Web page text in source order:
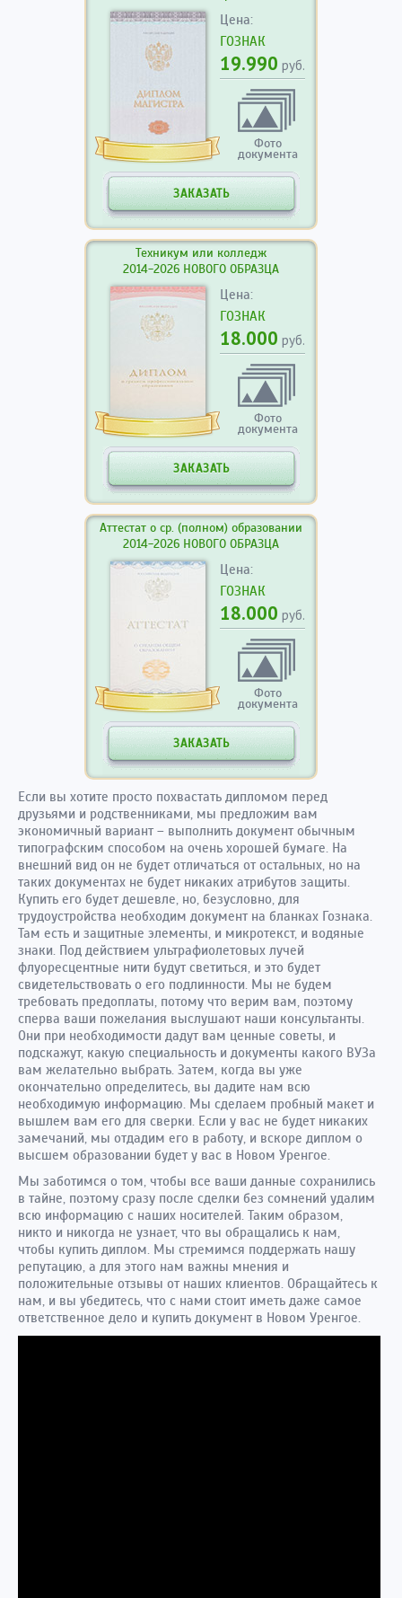
Цена:
ГОЗНАК
19.990 руб.
Фото
документа
ЗАКАЗАТЬ
Техникум или колледж
2014-2026 НОВОГО ОБРАЗЦА
Цена:
ГОЗНАК
18.000 руб.
Фото
документа
ЗАКАЗАТЬ
Аттестат о ср. (полном) образовании
2014-2026 НОВОГО ОБРАЗЦА
Цена:
ГОЗНАК
18.000 руб.
Фото
документа
ЗАКАЗАТЬ
Если вы хотите просто похвастать дипломом перед
друзьями и родственниками, мы предложим вам
экономичный вариант – выполнить документ обычным
типографским способом на очень хорошей бумаге. На
внешний вид он не будет отличаться от остальных, но на
таких документах не будет никаких атрибутов защиты.
Купить его будет дешевле, но, безусловно, для
трудоустройства необходим документ на бланках Гознака.
Там есть и защитные элементы, и микротекст, и водяные
знаки. Под действием ультрафиолетовых лучей
флуоресцентные нити будут светиться, и это будет
свидетельствовать о его подлинности. Мы не будем
требовать предоплаты, потому что верим вам, поэтому
сперва ваши пожелания выслушают наши консультанты.
Они при необходимости дадут вам ценные советы, и
подскажут, какую специальность и документы какого ВУЗа
вам желательно выбрать. Затем, когда вы уже
окончательно определитесь, вы дадите нам всю
необходимую информацию. Мы сделаем пробный макет и
вышлем вам его для сверки. Если у вас не будет никаких
замечаний, мы отдадим его в работу, и вскоре диплом о
высшем образовании будет у вас в Новом Уренгое.
Мы заботимся о том, чтобы все ваши данные сохранились
в тайне, поэтому сразу после сделки без сомнений удалим
всю информацию с наших носителей. Таким образом,
никто и никогда не узнает, что вы обращались к нам,
чтобы купить диплом. Мы стремимся поддержать нашу
репутацию, а для этого нам важны мнения и
положительные отзывы от наших клиентов. Обращайтесь к
нам, и вы убедитесь, что с нами стоит иметь даже самое
ответственное дело и купить документ в Новом Уренгое.